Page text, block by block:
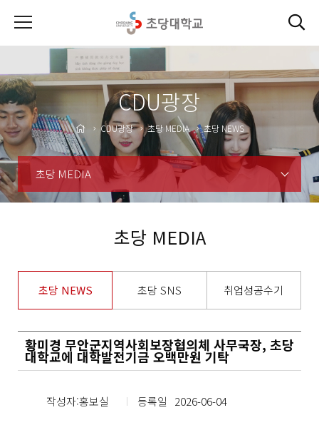
CDU광장
초당 MEDIA
CDU광장 초당 MEDIA 초당 NEWS
초당 MEDIA
초당 NEWS 초당 SNS 취업성공수기
황미경 무안군지역사회보장협의체 사무국장, 초당
대학교에 대학발전기금 오백만원 기탁
작성자:홍보실 등록일 2026-06-04